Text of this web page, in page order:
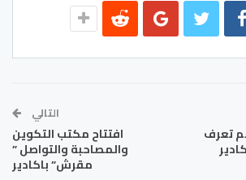
تعرف
التالي
افتتاح مكتب التكوين
والمصاحبة والتواصل ”
مقرش” باكادير